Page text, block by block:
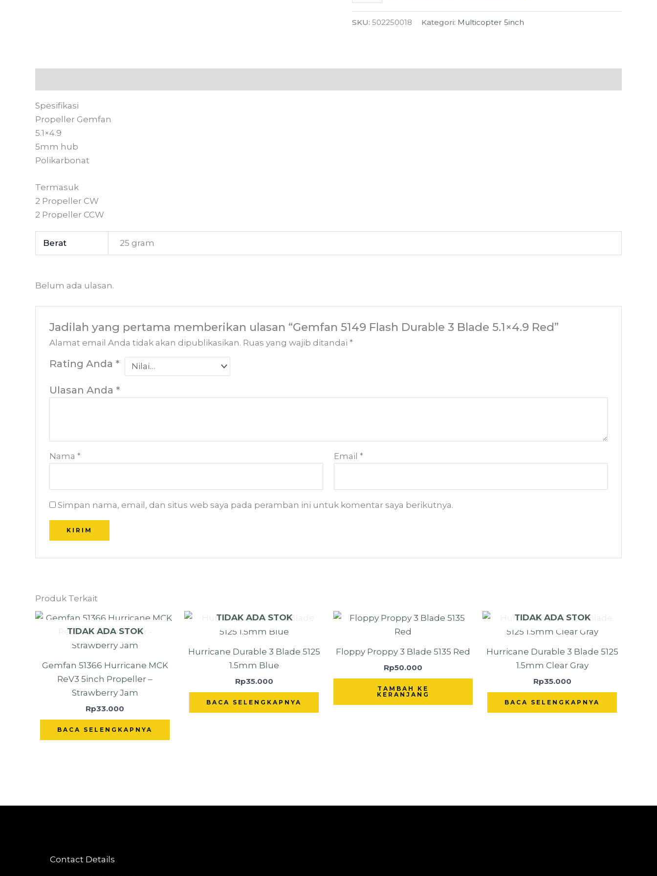
SKU: 502250018 Kategori: Multicopter 5inch
Spesifikasi
Propeller Gemfan
5.1×4.9
5mm hub
Polikarbonat
Termasuk
2 Propeller CW
2 Propeller CCW
Berat 25 gram
Belum ada ulasan.
Jadilah yang pertama memberikan ulasan “Gemfan 5149 Flash Durable 3 Blade 5.1×4.9 Red”
Alamat email Anda tidak akan dipublikasikan. Ruas yang wajib ditandai*
Rating Anda *
Ulasan Anda *
Nama* Email*
Simpan nama, email, dan situs web saya pada peramban ini untuk komentar saya berikutnya.
Produk Terkait
TIDAK ADA STOK
Gemfan 51366 Hurricane MCK
ReV3 5inch Propeller –
Strawberry Jam
Rp33.000
BACA SELENGKAPNYA
TIDAK ADA STOK
Hurricane Durable 3 Blade 5125
1.5mm Blue
Rp35.000
BACA SELENGKAPNYA
Floppy Proppy 3 Blade 5135 Red
Rp50.000
TAMBAH KE
KERANJANG
TIDAK ADA STOK
Hurricane Durable 3 Blade 5125
1.5mm Clear Gray
Rp35.000
BACA SELENGKAPNYA
Contact Details